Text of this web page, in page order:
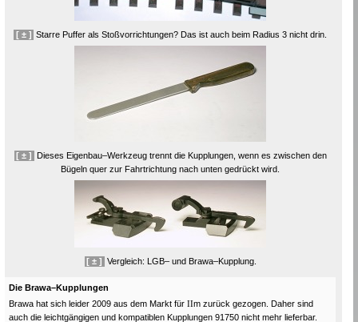
[ ± ] Starre Puffer als Stoßvorrichtungen? Das ist auch beim Radius 3 nicht drin.
[ ± ]
Dieses Eigenbau–Werkzeug trennt die Kupplungen, wenn es zwischen den
Bügeln quer zur Fahrtrichtung nach unten gedrückt wird.
[ ± ] Vergleich: LGB– und Brawa–Kupplung.
Die Brawa–Kupplungen
Brawa hat sich leider 2009 aus dem Markt für IImzurück gezogen. Daher sind
auch die leichtgängigen und kompatiblen Kupplungen 91750 nicht mehr lieferbar.